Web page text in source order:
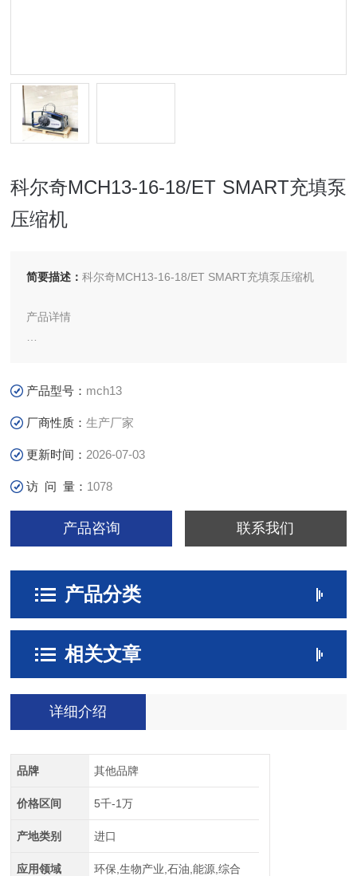
科尔奇MCH13-16-18/ET SMART充填泵
压缩机
简要描述：科尔奇MCH13-16-18/ET SMART充填泵压缩机
产品详情
的 升级产品，三相电机驱动，动力强，充气速度快
产品型号： mch13
厂商性质：生产厂家
更新时间： 2026-07-03
访 问 量： 1078
产品咨询 联系我们
产品分类
相关文章
详细介绍
品牌 其他品牌
价格区间 5千-1万
产地类别 进口
应用领域 环保,生物产业,石油,能源,综合